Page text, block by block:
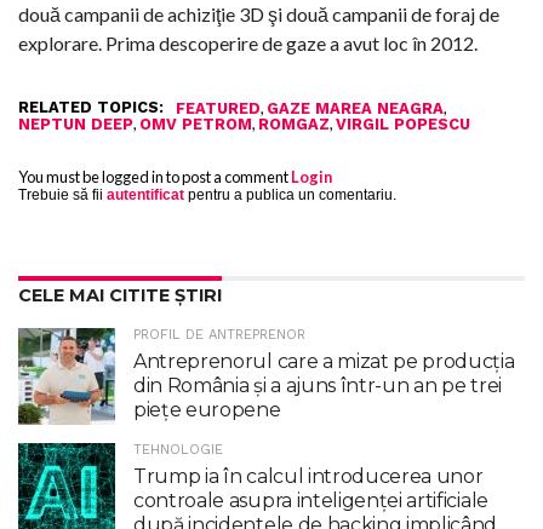
două campanii de achiziţie 3D şi două campanii de foraj de
explorare. Prima descoperire de gaze a avut loc în 2012.
RELATED TOPICS: FEATURED, GAZE MAREA NEAGRA,
NEPTUN DEEP, OMV PETROM, ROMGAZ, VIRGIL POPESCU
You must be logged in to post a commentLogin
Trebuie să fii autentificat pentru a publica un comentariu.
CELE MAI CITITE ȘTIRI
PROFIL DE ANTREPRENOR
Antreprenorul care a mizat pe producția
din România și a ajuns într-un an pe trei
piețe europene
TEHNOLOGIE
Trump ia în calcul introducerea unor
controale asupra inteligenţei artificiale